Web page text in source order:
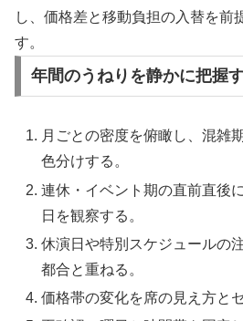
し、価格差と移動負担の入替を前
す。
年間のうねりを静かに把握
月ごとの密度を俯瞰し、混雑
色分けする。
連休・イベント期の直前直後
日を観察する。
休演日や特別スケジュールの
都合と重ねる。
価格帯の変化を席の見え方と